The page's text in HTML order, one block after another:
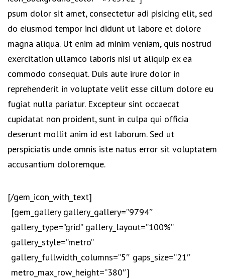
psum dolor sit amet, consectetur adi pisicing elit, sed
do eiusmod tempor inci didunt ut labore et dolore
magna aliqua. Ut enim ad minim veniam, quis nostrud
exercitation ullamco laboris nisi ut aliquip ex ea
commodo consequat. Duis aute irure dolor in
reprehenderit in voluptate velit esse cillum dolore eu
fugiat nulla pariatur. Excepteur sint occaecat
cupidatat non proident, sunt in culpa qui officia
deserunt mollit anim id est laborum. Sed ut
perspiciatis unde omnis iste natus error sit voluptatem
accusantium doloremque.
[/gem_icon_with_text]
[gem_gallery gallery_gallery=”9794″
gallery_type=”grid” gallery_layout=”100%”
gallery_style=”metro”
gallery_fullwidth_columns=”5″ gaps_size=”21″
metro_max_row_height=”380″]